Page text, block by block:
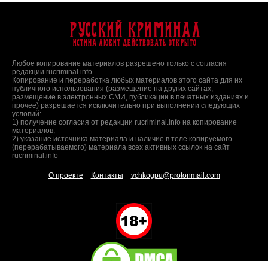
Русский Криминал
Истина любит действовать открыто
Любое копирование материалов разрешено только с согласия
редакции rucriminal.info.
Копирование и переработка любых материалов этого сайта для их
публичного использования (размещение на других сайтах,
размещение в электронных СМИ, публикации в печатных изданиях и
прочее) разрешается исключительно при выполнении следующих
условий:
1) получение согласия от редакции rucriminal.info на копирование
материалов;
2) указание источника материала и наличие в теле копируемого
(перерабатываемого) материала всех активных ссылок на сайт
rucriminal.info
О проекте Контакты vchkogpu@protonmail.com